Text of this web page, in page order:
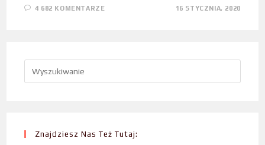
4 682 KOMENTARZE 16 STYCZNIA, 2020
Znajdziesz Nas Też Tutaj: